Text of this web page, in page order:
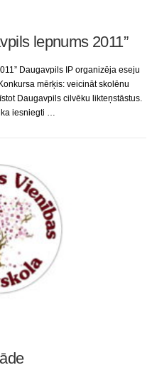
lepnums 2011”
Daugavpils IP organizēja eseju
mērķis: veicināt skolēnu
Daugavpils cilvēku likteņstāstus.
iesniegti …